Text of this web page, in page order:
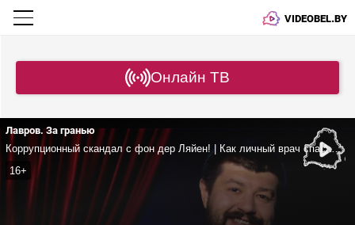
VIDEOBEL.BY
Онлайн ТВ
Лавров. За гранью
Коррупционный скандал с фон дер Ляйен! | Как личный врач спасает Байдена от тюрьмы? | Парадоксы европейской «демократии»
16+